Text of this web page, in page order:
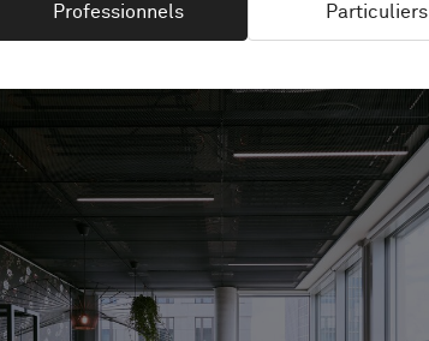
Professionnels Particuliers